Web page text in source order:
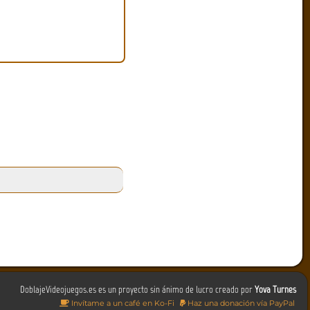
DoblajeVideojuegos.es es un proyecto sin ánimo de lucro creado porYova Turnes
Invítame a un café en Ko-Fi Haz una donación vía PayPal